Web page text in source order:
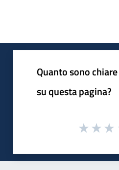
Quanto sono
su questa pagina?